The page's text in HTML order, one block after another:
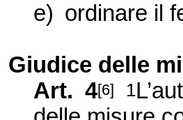
e) ordinare il
Giudice delle
Art. 4[6] 1